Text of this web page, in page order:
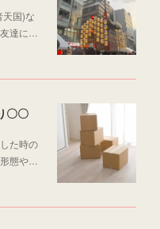
国)な
達に…
〇〇
た時の
態や…